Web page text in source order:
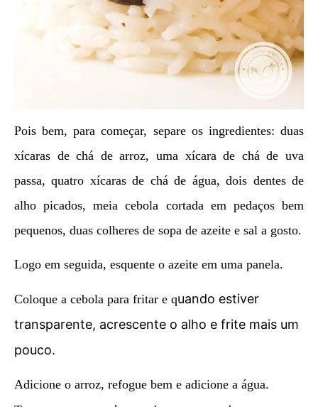
Pois bem, para começar, separe os ingredientes: duas
xícaras de chá de arroz, uma xícara de chá de uva
passa, quatro xícaras de chá de água, dois dentes de
alho picados, meia cebola cortada em pedaços bem
pequenos, duas colheres de sopa de azeite e sal a gosto.
Logo em seguida, esquente o azeite em uma panela.
Coloque a cebola para fritar e quando estiver
transparente, acrescente o alho e frite mais um
pouco.
Adicione o arroz, refogue bem e adicione a água.